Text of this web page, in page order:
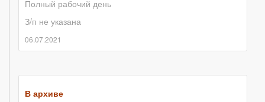
Полный рабочий день
З/п не указана
06.07.2021
В архиве